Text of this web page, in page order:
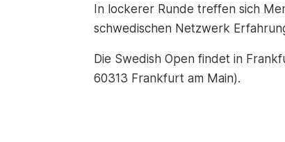
In lockerer Runde treffen sich
schwedischen Netzwerk
Die Swedish Open findet in
60313 Frankfurt am Main).